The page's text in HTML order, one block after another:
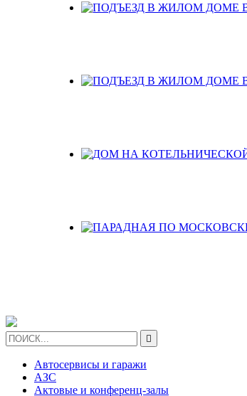

Автосервисы и гаражи
АЗС
Актовые и конференц-залы